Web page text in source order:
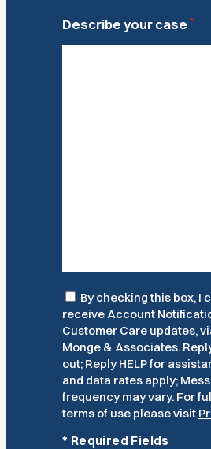
Describe your case *
Consent
By checking this box, I
receive Account
Customer Care updates,
Monge & Associates.
out; Reply HELP for
and data rates apply;
frequency may vary. For
terms of use please visit
* Required Fields